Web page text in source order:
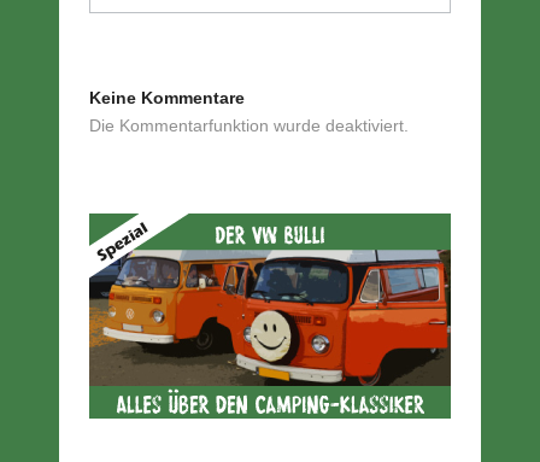
Keine Kommentare
Die Kommentarfunktion wurde deaktiviert.